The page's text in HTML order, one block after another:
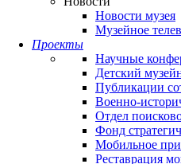
Новости музея
Музейное
Проекты
Научные
Детский
Публикации
Военно-
Отдел
Фонд
Мобильное
Реставрация